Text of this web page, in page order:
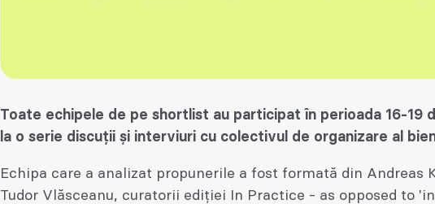
Toate echipele de pe shortlist au participat în perioada 16-19
la o serie discuții și interviuri cu colectivul de organizare al
Echipa care a analizat propunerile a fost formată din Andreas
Tudor Vlăsceanu, curatorii ediției In Practice - as opposed to